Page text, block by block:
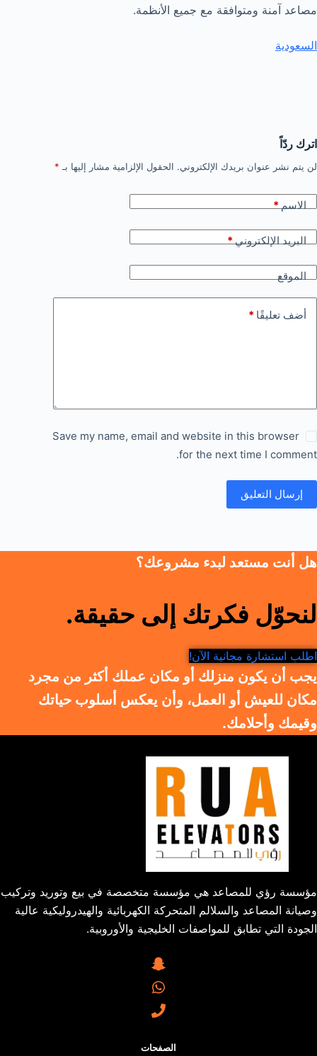
مصاعد آمنة ومتوافقة مع جميع الأنظمة.
السعودية
اترك ردّاً
لن يتم نشر عنوان بريدك الإلكتروني. الحقول الإلزامية مشار إليها بـ *
الاسم *
البريد الإلكتروني *
الموقع
أضف تعليقًا *
Save my name, email and website in this browser
for the next time I comment.
إرسال التعليق
هل أنت مستعد لبدء مشروعك؟
لنحوّل فكرتك إلى حقيقة.
اطلب استشارة مجانية الآن!
يجب أن يكون منزلك أو مكان عملك أكثر من مجرد
مكان للعيش أو العمل، وأن يعكس أسلوب حياتك
وقيمك وأحلامك.
مؤسسة رؤي للمصاعد هي مؤسسة متخصصة في بيع وتوريد وتركيب
وصيانة المصاعد والسلالم المتحركة الكهربائية والهيدروليكية عالية
الجودة التي تطابق للمواصفات الخليجية والأوروبية.
الصفحات